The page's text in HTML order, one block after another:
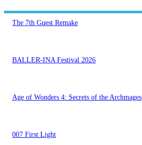
The 7th Guest Remake
BALLER-INA Festival 2026
Age of Wonders 4: Secrets of the Archmages
007 First Light